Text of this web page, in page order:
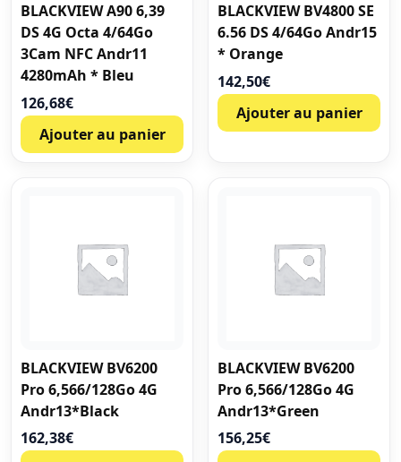
BLACKVIEW A90 6,39
DS 4G Octa 4/64Go
3Cam NFC Andr11
4280mAh * Bleu
126,68€
Ajouter au panier
BLACKVIEW BV4800 SE
6.56 DS 4/64Go Andr15
* Orange
142,50€
Ajouter au panier
BLACKVIEW BV6200
Pro 6,566/128Go 4G
Andr13*Black
162,38€
BLACKVIEW BV6200
Pro 6,566/128Go 4G
Andr13*Green
156,25€